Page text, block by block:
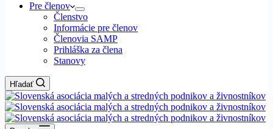
Pre členov
Členstvo
Informácie pre členov
Členovia SAMP
Prihláška za člena
Stanovy
Hľadať